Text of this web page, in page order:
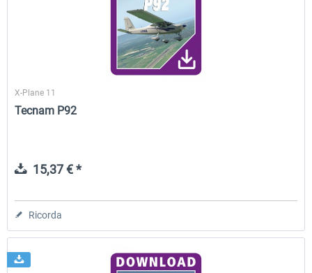
X-Plane 11
Tecnam P92
15,37 € *
Ricorda